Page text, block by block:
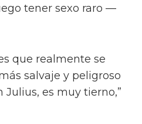
tener sexo raro —
que realmente se
salvaje y peligroso
Julius, es muy tierno,”